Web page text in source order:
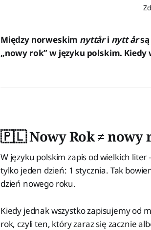
Między norweskim nyttåri nytt årsą
„nowy rok” w języku polskim.
🇵🇱 Nowy Rok ≠ nowy
W języku polskim zapis od wielkich liter
tylko jeden dzień: 1 stycznia. Tak
dzień nowego roku.
Kiedy jednak wszystko zapisujemy od
rok, czyli ten, który zaraz się zacznie